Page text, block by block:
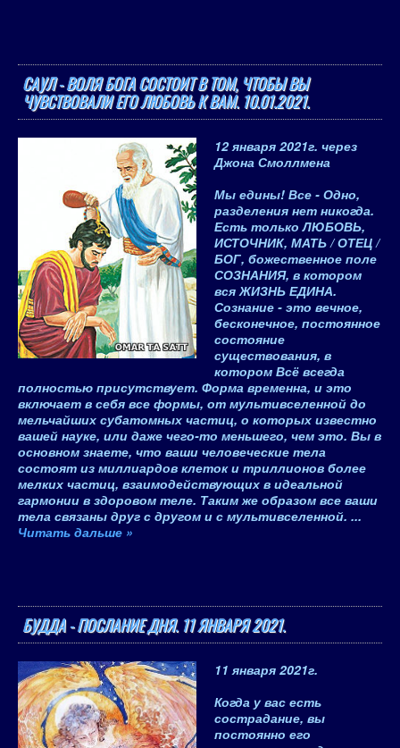
САУЛ - ВОЛЯ БОГА СОСТОИТ В ТОМ, ЧТОБЫ ВЫ
ЧУВСТВОВАЛИ ЕГО ЛЮБОВЬ К ВАМ. 10.01.2021.
12 января 2021г. через
Джона Смоллмена
Мы едины! Все - Одно,
разделения нет никогда.
Есть только ЛЮБОВЬ,
ИСТОЧНИК, МАТЬ / ОТЕЦ /
БОГ, божественное поле
СОЗНАНИЯ, в котором
вся ЖИЗНЬ ЕДИНА.
Сознание - это вечное,
бесконечное, постоянное
состояние
существования, в
котором Всё всегда
полностью присутствует. Форма временна, и это
включает в себя все формы, от мультивселенной до
мельчайших субатомных частиц, о которых известно
вашей науке, или даже чего-то меньшего, чем это. Вы в
основном знаете, что ваши человеческие тела
состоят из миллиардов клеток и триллионов более
мелких частиц, взаимодействующих в идеальной
гармонии в здоровом теле. Таким же образом все ваши
тела связаны друг с другом и с мультивселенной. ...
Читать дальше »
БУДДА - ПОСЛАНИЕ ДНЯ. 11 ЯНВАРЯ 2021.
11 января 2021г.
Когда у вас есть
сострадание, вы
постоянно его